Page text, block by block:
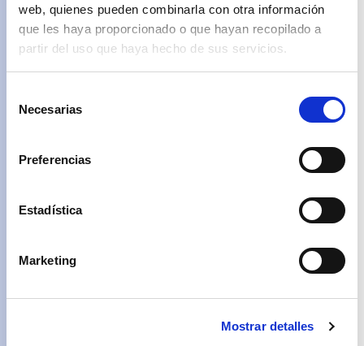
web, quienes pueden combinarla con otra información
que les haya proporcionado o que hayan recopilado a
partir del uso que haya hecho de sus servicios.
Necesarias
Preferencias
Estadística
Marketing
Mostrar detalles
una vivienda en
altura. Este
sistema se
integra además
plataforma de
Avintia que
de la promoción,
del proyecto